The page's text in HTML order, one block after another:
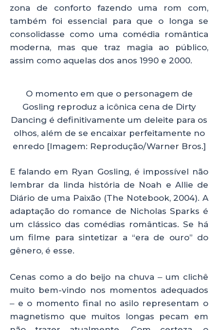
zona de conforto fazendo uma rom com,
também foi essencial para que o longa se
consolidasse como uma comédia romântica
moderna, mas que traz magia ao público,
assim como aquelas dos anos 1990 e 2000.
O momento em que o personagem de
Gosling reproduz a icônica cena de Dirty
Dancing é definitivamente um deleite para os
olhos, além de se encaixar perfeitamente no
enredo [Imagem: Reprodução/Warner Bros.]
E falando em Ryan Gosling, é impossível não
lembrar da linda história de Noah e Allie de
Diário de uma Paixão (The Notebook, 2004). A
adaptação do romance de Nicholas Sparks é
um clássico das comédias românticas. Se há
um filme para sintetizar a “era de ouro” do
gênero, é esse.
Cenas como a do beijo na chuva ‒ um clichê
muito bem-vindo nos momentos adequados
‒ e o momento final no asilo representam o
magnetismo que muitos longas pecam em